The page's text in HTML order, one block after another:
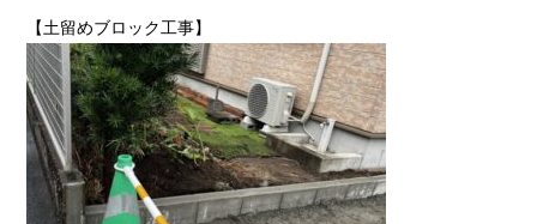
【土留めブロック工事】